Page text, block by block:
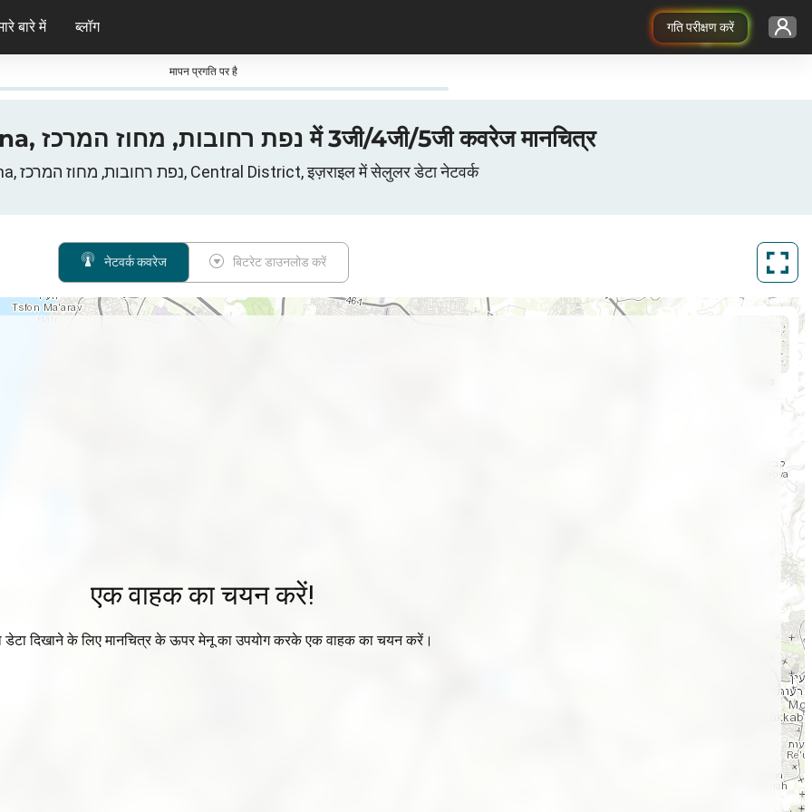
गति परीक्षण करें
बारे में ब्लॉग
मापन प्रगति पर है
इज़राइल, Ness-Ziona, נפת רחובות, מחוז המרכז में 3जी/4जी/5जी कवरेज मानचित्र
Ness-Ziona, נפת רחובות, מחוז המרכז, Central District, इज़राइल में सेलुलर डेटा नेटवर्क
नेटवर्क कवरेज बिटरेट डाउनलोड करें
एक वाहक का चयन करें!
डेटा दिखाने के लिए मानचित्र के ऊपर मेनू का उपयोग करके एक वाहक का चयन करें।